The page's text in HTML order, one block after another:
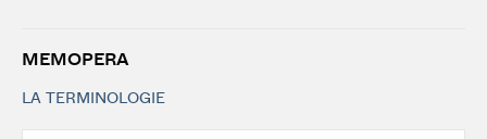
MEMOPERA
LA TERMINOLOGIE